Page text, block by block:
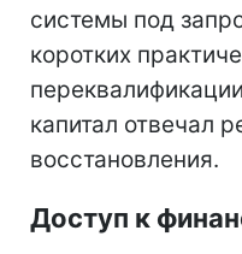
системы под
коротких
капитал отвечал
восстановления.
Доступ к